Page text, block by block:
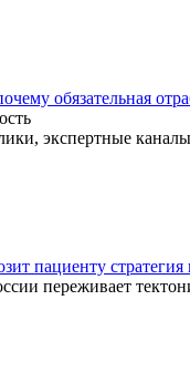
обязательная
экспертные
пациенту
переживает